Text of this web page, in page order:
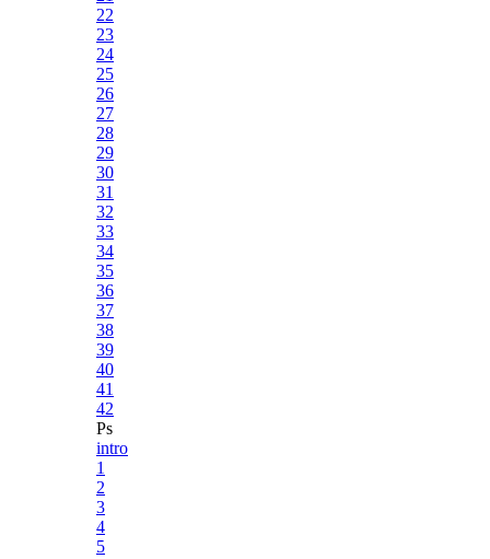
22
23
24
25
26
27
28
29
30
31
32
33
34
35
36
37
38
39
40
41
42
Ps
intro
1
2
3
4
5